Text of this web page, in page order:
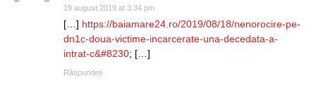
19 august 2019 at 3:34 pm
[…] https://baiamare24.ro/2019/08/18/nenorocire-pe-
dn1c-doua-victime-incarcerate-una-decedata-a-
intrat-c&#8230; […]
Răspundeți